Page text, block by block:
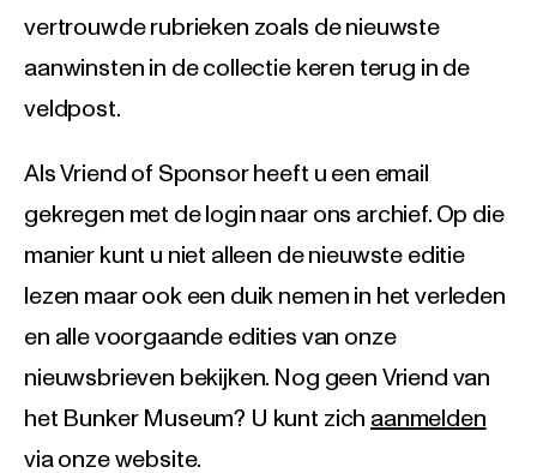
vertrouwde rubrieken zoals de nieuwste
aanwinsten in de collectie keren terug in de
veldpost.
Als Vriend of Sponsor heeft u een email
gekregen met de login naar ons archief. Op die
manier kunt u niet alleen de nieuwste editie
lezen maar ook een duik nemen in het verleden
en alle voorgaande edities van onze
nieuwsbrieven bekijken. Nog geen Vriend van
het Bunker Museum? U kunt zich aanmelden
via onze website.